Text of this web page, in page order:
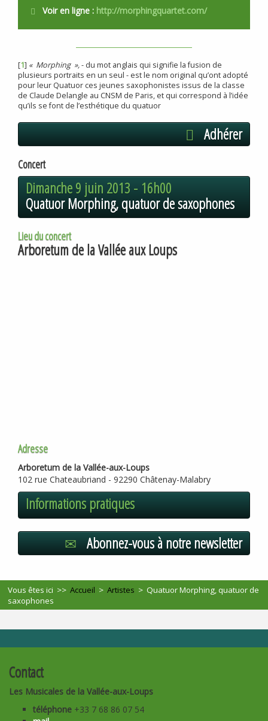
Voir en ligne : http://morphingquartet.com/
[1] « Morphing »,- du mot anglais qui signifie la fusion de
plusieurs portraits en un seul - est le nom original qu’ont adopté
pour leur Quatuor ces jeunes saxophonistes issus de la classe
de Claude Delangle au CNSM de Paris, et qui correspond à l’idée
qu’ils se font de l’esthétique du quatuor
Adhérer
Concert
Dimanche 9 juin 2013 - 16h00
Quatuor Morphing, quatuor de saxophones
Lieu du concert
Arboretum de la Vallée aux Loups
Adresse
Arboretum de la Vallée-aux-Loups
102 rue Chateaubriand - 92290 Châtenay-Malabry
Informations pratiques
Abonnez-vous à notre newsletter
Vous êtes ici >>Accueil >Artistes >Quatuor Morphing, quatuor de
saxophones
Contact
Les Musicales de la Vallée-aux-Loups
téléphone +33 7 68 86 07 54